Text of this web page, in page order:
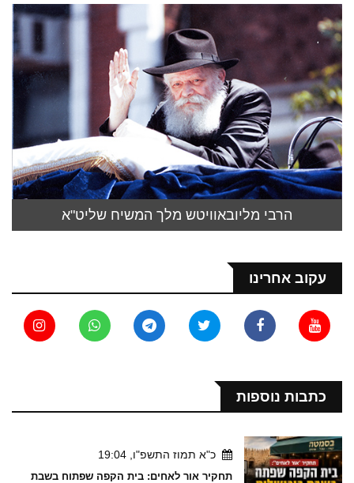
הרבי מליובאוויטש מלך המשיח שליט"א
עקוב אחרינו
כתבות נוספות
כ"א תמוז התשפ"ו, 19:04
תחקיר אור לאחים: בית הקפה שפתוח בשבת